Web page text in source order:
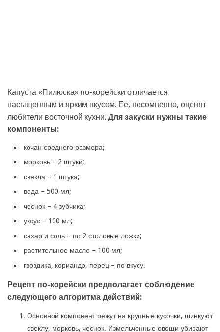
Капуста «Пилюска» по-корейски отличается
насыщенным и ярким вкусом. Ее, несомненно, оценят
любители восточной кухни. Для закуски нужны такие
компоненты:
кочан среднего размера;
морковь – 2 штуки;
свекла – 1 штука;
вода – 500 мл;
чеснок – 4 зубчика;
уксус – 100 мл;
сахар и соль – по 2 столовые ложки;
растительное масло – 100 мл;
гвоздика, кориандр, перец – по вкусу.
Рецепт по-корейски предполагает соблюдение
следующего алгоритма действий:
Основной компонент режут на крупные кусочки, шинкуют
свеклу, морковь, чеснок. Измельченные овощи убирают